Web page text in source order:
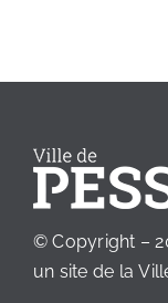
© Copyright –
un site de la